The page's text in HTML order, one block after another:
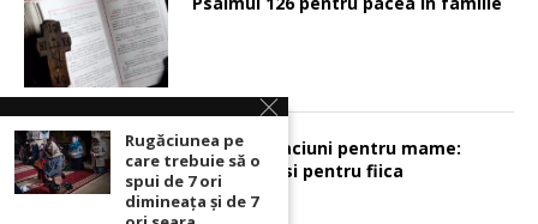
Sunt 2 rugaciuni pentru mame:
pentru fiu si pentru fiica
Rugăciunea pe
care trebuie să o
spui de 7 ori
dimineața și de 7